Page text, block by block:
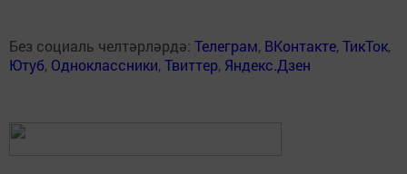
Без социаль челтәрләрдә: Телеграм, ВКонтакте,ТикТок,
Ютуб, Одноклассники,Твиттер, Яндекс.Дзен